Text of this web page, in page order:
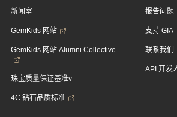
新闻室
GemKids 网站
GemKids 网站 Alumni Collective
珠宝质量保证基准v
4C 钻石品质标准
报告问题
支持 GIA
联系我们
API 开发